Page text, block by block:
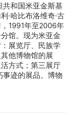
和国米亚金斯基
·哈比布洛维奇·古
1991年至2006年
馆。现为米亚金
展览厅、民族学
他博物馆的展
方式；第三展厅
事迹的展品。博物